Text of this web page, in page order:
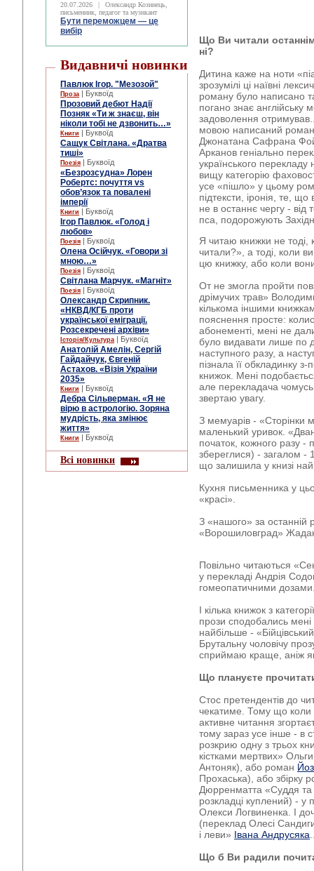
20.07.2026 |
Олександр Козинець,
письменник, педагог та музикант
Бути переможцем — це
вибір
Видавничі новинки
Павлюк Ігор. "Мезозой"
Проза | Буквоїд
Прозовий дебют Надії
Позняк «Ти ж знаєш, він
ніколи тобі не дзвонить…»
Книги | Буквоїд
Сащук Світлана. «Дратва
тиші»
Поезія | Буквоїд
«Безрозсудна» Лорен
Робертс: почуття vs
обов’язок та повалені
імперії
Книги | Буквоїд
Ігор Павлюк. «Голод і
любов»
Поезія | Буквоїд
Олена Осійчук. «Говори зі
мною…»
Поезія | Буквоїд
Світлана Марчук. «Магніт»
Поезія | Буквоїд
Олександр Скрипник.
«НКВД/КГБ проти
української еміграції.
Розсекречені архіви»
Історія/Культура | Буквоїд
Анатолій Амелін, Сергій
Гайдайчук, Євгеній
Астахов. «Візія України
2035»
Книги | Буквоїд
Дебра Сільверман. «Я не
вірю в астрологію. Зоряна
мудрість, яка змінює
життя»
Книги | Буквоїд
Всі новинки
Що Ви читали
ні?
Дитина каже на ноти
зрозумілі ці наївні
роману було написано
погано знає англійську
задоволення
мовою написаний
Джонатана Сафрана
Арканов геніально
українського
вищу категорію
усе «пішло» у цьому
підтексти, іронія, те,
не в останнє чергу -
пса, подорожують
Я читаю книжки не
читали?», а тоді, коли
цю книжку, або коли
От не змогла пройти
дрімучих трав»
кількома іншими
пояснення просте:
абонементі, мені не
було видавати лише по
наступного разу, а
пізнала її обкладинку
книжок. Мені
але перекладача
звертаю увагу.
З мемуарів - «Сторінки
маленький уривок.
початок, кожного разу -
збереглися) - загалом -
що залишила у книзі
Кухня письменника у
«красі».
З «нашого» за останній
«Ворошиловград»
Повільно читаються
у перекладі Андрія
гомеопатичними
І кілька книжок з
прози сподобались мені
найбільше -
Брутальну чоловічу
сприймаю краще, аніж
Що плануєте
Стос претендентів до
чекатиме. Тому що коли
активне читання
тому зараз усе інше - в
розкрию одну з трьох
кістками мертвих»
Антоняк), або роман
Прохаська), або збірку
Дюрренматта «Суддя та
розкладці куплений) - у
Олекси Логвиненка. І
(переклад Олесі
і леви» Івана Андрусяка
Що б Ви радили